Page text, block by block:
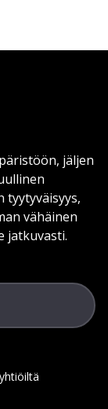
jäljen
tyytyväisyys,
vähäinen
jatkuvasti.